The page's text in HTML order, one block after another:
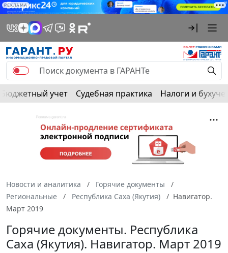
РЕКЛАМА
Бюджетный учет Судебная практика Налоги и
Новости и аналитика
Горячие документы
Региональные
Республика Саха (Якутия)
Навигатор.
Март 2019
Горячие документы. Республика
Саха (Якутия). Навигатор. Март 2019